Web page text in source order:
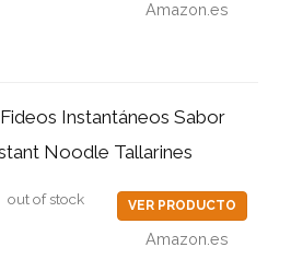
Amazon.es
Instantáneos Sabor
Noodle Tallarines
out of stock VER PRODUCTO
Amazon.es